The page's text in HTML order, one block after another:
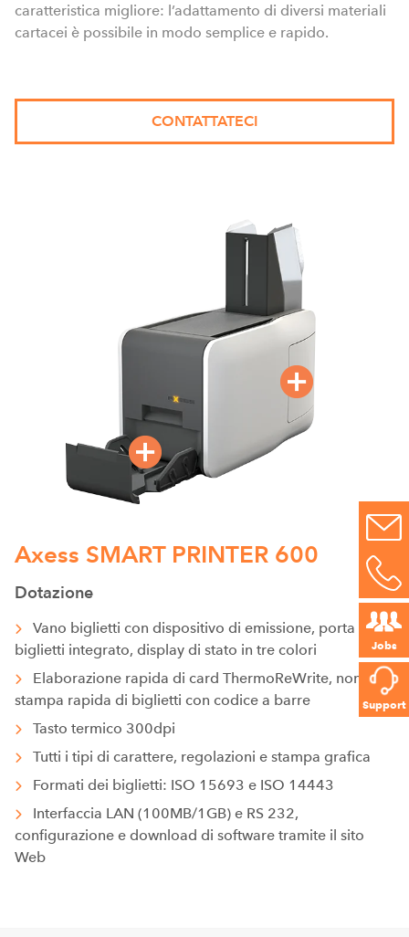
Jobs
Support
caratteristica migliore: l’adattamento di diversi materiali
cartacei è possibile in modo semplice e rapido.
CONTATTATECI
Axess SMART PRINTER 600
Dotazione
Vano biglietti con dispositivo di emissione, porta
biglietti integrato, display di stato in tre colori
Elaborazione rapida di card ThermoReWrite, nonché
stampa rapida di biglietti con codice a barre
Tasto termico 300dpi
Tutti i tipi di carattere, regolazioni e stampa grafica
Formati dei biglietti: ISO 15693 e ISO 14443
Interfaccia LAN (100MB/1GB) e RS 232,
configurazione e download di software tramite il sito
Web